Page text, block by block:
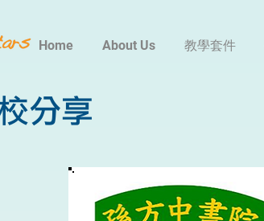
Home About Us 教學套件
分享